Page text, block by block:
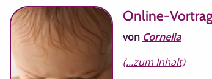
Online-Vortrag
von Cornelia
(...zum Inhalt)